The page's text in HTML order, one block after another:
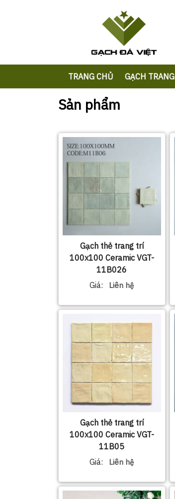
TRANG CHỦ GẠCH
Sản phẩm
Gạch thẻ trang trí
100x100 Ceramic VGT-
11B026
Giá:
Liên hệ
Gạch thẻ trang trí
100x100 Ceramic VGT-
11B05
Giá:
Liên hệ